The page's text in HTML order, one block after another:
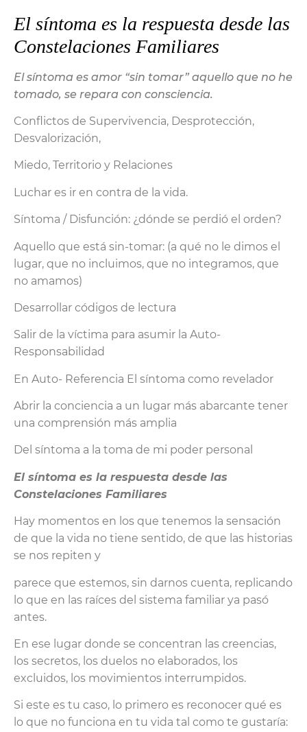
El síntoma es la respuesta desde las
Constelaciones Familiares
El síntoma es amor “sin tomar” aquello que no he
tomado, se repara con consciencia.
Conflictos de Supervivencia, Desprotección,
Desvalorización,
Miedo, Territorio y Relaciones
Luchar es ir en contra de la vida.
Síntoma / Disfunción: ¿dónde se perdió el orden?
Aquello que está sin-tomar: (a qué no le dimos el
lugar, que no incluimos, que no integramos, que
no amamos)
Desarrollar códigos de lectura
Salir de la víctima para asumir la Auto-
Responsabilidad
En Auto- Referencia El síntoma como revelador
Abrir la conciencia a un lugar más abarcante tener
una comprensión más amplia
Del síntoma a la toma de mi poder personal
El síntoma es la respuesta desde las
Constelaciones Familiares
Hay momentos en los que tenemos la sensación
de que la vida no tiene sentido, de que las historias
se nos repiten y
parece que estemos, sin darnos cuenta, replicando
lo que en las raíces del sistema familiar ya pasó
antes.
En ese lugar donde se concentran las creencias,
los secretos, los duelos no elaborados, los
excluidos, los movimientos interrumpidos.
Si este es tu caso, lo primero es reconocer qué es
lo que no funciona en tu vida tal como te gustaría: